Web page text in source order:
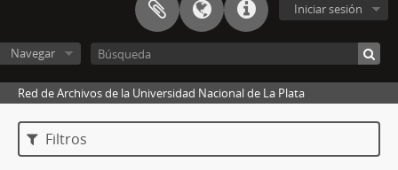
Iniciar sesión
Navegar
Red de Archivos de la Universidad Nacional de La Plata
Filtros